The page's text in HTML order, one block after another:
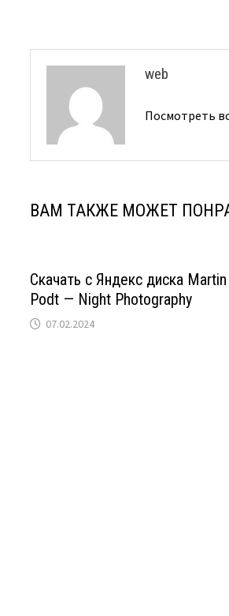
web
Посмотреть
ВАМ ТАКЖЕ МОЖЕТ
Скачать с Яндекс диска Martin
Podt — Night Photography
07.02.2024